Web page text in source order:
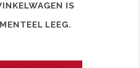
IS
LEEG.